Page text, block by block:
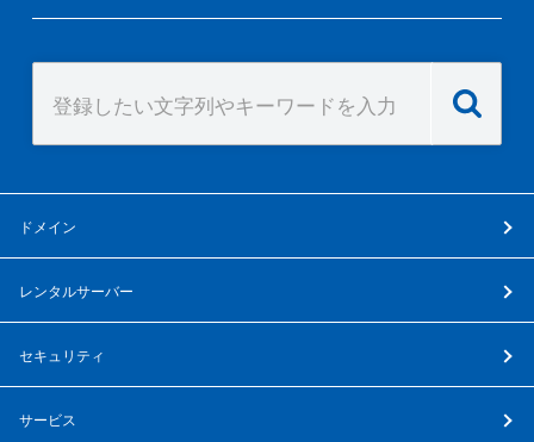
ドメイン
レンタルサーバー
セキュリティ
サービス